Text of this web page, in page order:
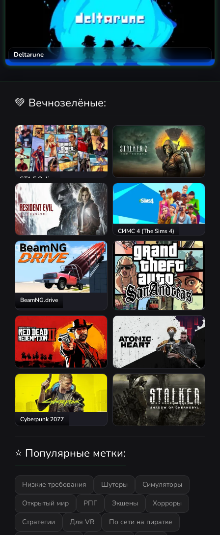
Deltarune
💚 Вечнозелёные:
GTA 5 Online
S.T.A.L.K.E.R. 2: Heart of
Chornobyl
Resident Evil Requiem
СИМС 4 (The Sims 4)
BeamNG.drive
GTA San Andreas
Red Dead Redemption 2 Atomic Heart
Cyberpunk 2077
⭐ Популярные метки:
Низкие требования Шутеры
Симуляторы
Открытый мир
РПГ Экшены
Хорроры
Стратегии
Для VR
По сети на пиратке